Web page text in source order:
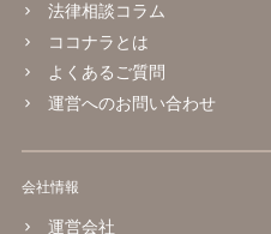
法律相談コラム
ココナラとは
よくあるご質問
運営へのお問い合わせ
会社情報
運営会社